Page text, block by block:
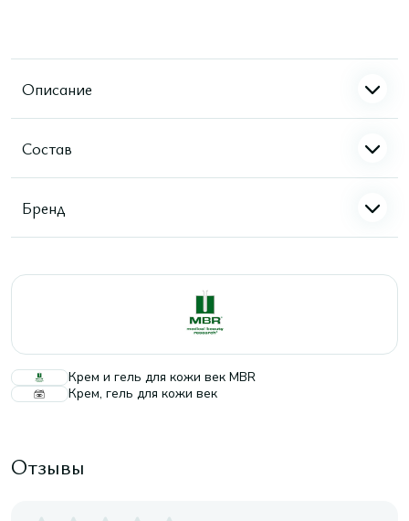
Описание
Состав
Бренд
Крем и гель для кожи век MBR
Крем, гель для кожи век
Отзывы